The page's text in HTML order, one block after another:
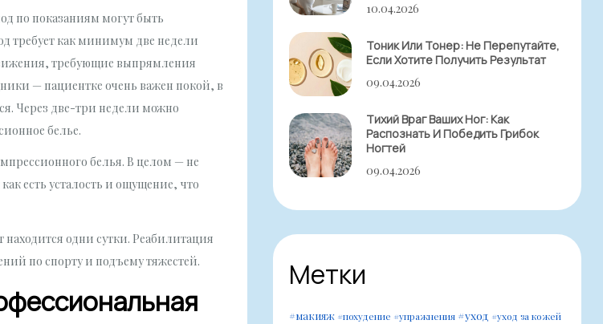
по показаниям могут быть
требует как минимум две недели
требующие выпрямления
— пациентке очень важен покой, в
Через две-три недели можно
белье.
белья. В целом — не
есть усталость и ощущение, что
одни сутки. Реабилитация
по спорту и подъему тяжестей.
10.04.2026
Тоник Или Тонер: Не Перепутайте,
Если Хотите Получить Результат
09.04.2026
Тихий Враг Ваших Ног: Как
Распознать И Победить Грибок
Ногтей
09.04.2026
Метки
#макияж #похудение #упражнения #уход #уход за кожей